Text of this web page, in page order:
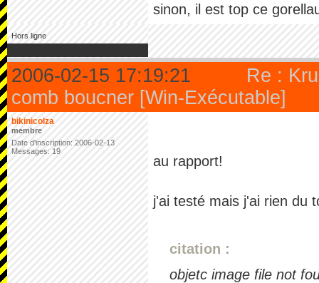
sinon, il est top ce
Hors ligne
2006-02-15 17:19:21
Re :
comb boucner [Win-Exécutable]
bikinicolza
membre
Date d'inscription: 2006-02-13
Messages: 19
au rapport!
j'ai testé mais j'ai rien du
citation :
objetc image file not